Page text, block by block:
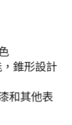
錐形設計
和其他表